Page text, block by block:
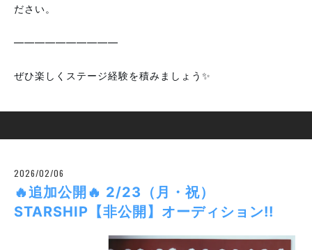
ださい。
――――――――――
ぜひ楽しくステージ経験を積みましょう✨
2026/02/06
🔥追加公開🔥 2/23（月・祝）
STARSHIP【非公開】オーディション!!